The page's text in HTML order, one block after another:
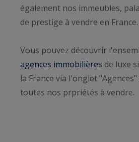
également nos immeubles,
de prestige à vendre en France.
Vous pouvez découvrir
agences immobilières de luxe
la France via l'onglet
toutes nos prpriétés à vendre.